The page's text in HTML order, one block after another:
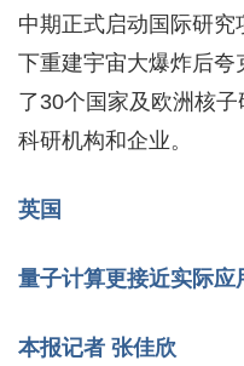
中期正式启动国际研
下重建宇宙大爆炸后
了30个国家及欧洲核
科研机构和企业。
英国
量子计算更接近实际应
本报记者 张佳欣